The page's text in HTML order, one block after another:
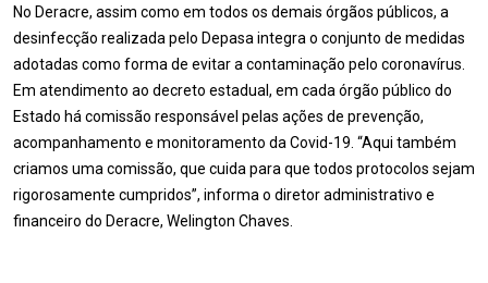
No Deracre, assim como em todos os demais órgãos públicos, a
desinfecção realizada pelo Depasa integra o conjunto de medidas
adotadas como forma de evitar a contaminação pelo coronavírus.
Em atendimento ao decreto estadual, em cada órgão público do
Estado há comissão responsável pelas ações de prevenção,
acompanhamento e monitoramento da Covid-19. “Aqui também
criamos uma comissão, que cuida para que todos protocolos sejam
rigorosamente cumpridos”, informa o diretor administrativo e
financeiro do Deracre, Welington Chaves.